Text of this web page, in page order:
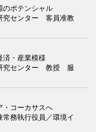
のポテンシャル
究センター 客員准教
済・産業模様
究センター 教授 服
・コーカサスへ
務執行役員／環境イ